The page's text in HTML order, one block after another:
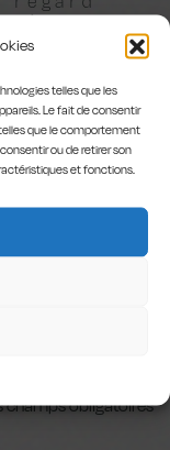
telles que les
Le fait de consentir
que le comportement
ou de retirer son
et fonctions.
De
champs obligatoires